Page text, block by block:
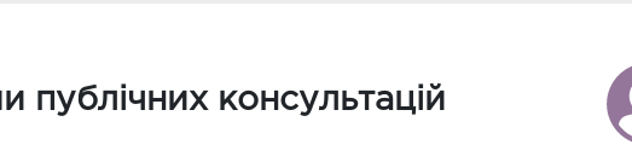
публічних консультацій